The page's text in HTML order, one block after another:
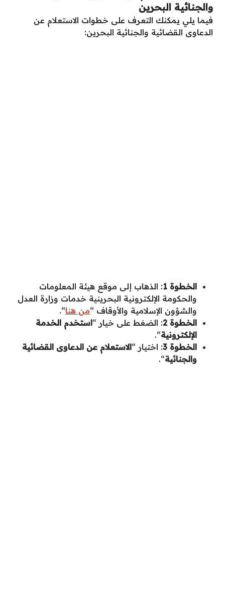
والجنائية البحرين
فيما يلي يمكنك التعرف على خطوات الاستعلام عن
الدعاوى القضائية والجنائية البحرين:
الخطوة 1
: الذهاب إلى موقع هيئة المعلومات
والحكومة الإلكترونية البحرينية خدمات وزارة العدل
والشؤون الإسلامية والأوقاف “من هنا“.
الخطوة 2 : الضغط على خيار “استخدم الخدمة
الإلكترونية“.
الخطوة 3
: اختيار “الاستعلام عن الدعاوى القضائية
والجنائية“.